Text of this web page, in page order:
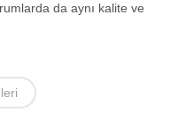
da aynı kalite ve